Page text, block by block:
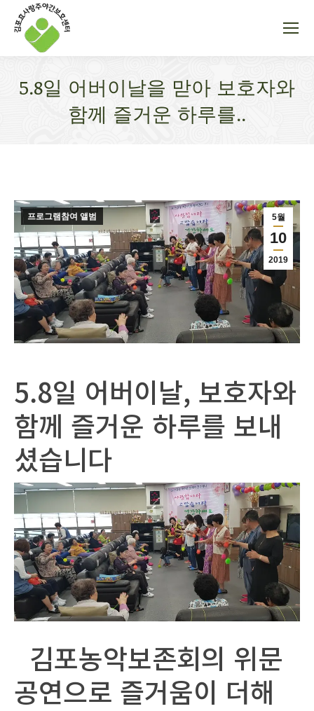
5.8일 어버이날을 맏아 보호자와
함께 즐거운 하루를..
5월
10
2019
프로그램참여 앨범
5.8일 어버이날, 보호자와
함께 즐거운 하루를 보내
셨습니다
김포농악보존회의 위문
공연으로 즐거움이 더해